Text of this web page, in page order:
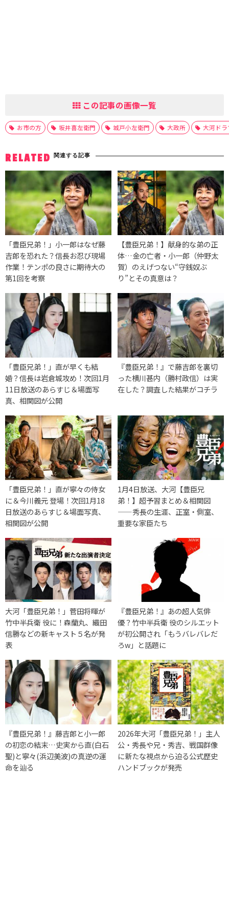
この記事の画像一覧
お市の方 坂井喜左衛門 城戸小左衛門 大政所 大河ドラ
RELATED 関連する記事
「豊臣兄弟！」小一郎はなぜ藤
吉郎を恐れた？信長お忍び現場
作業！テンポの良さに期待大の
第1回を考察
【豊臣兄弟！】献身的な弟の正
体…金の亡者・小一郎（仲野太
賀）のえげつない“守銭奴ぶ
り”とその真意は？
「豊臣兄弟！」直が早くも結
婚？信長は岩倉城攻め！次回1月
11日放送のあらすじ＆場面写
真、相関図が公開
『豊臣兄弟！』で藤吉郎を裏切
った横川甚内（勝村政信）は実
在した？調査した結果がコチラ
「豊臣兄弟！」直が寧々の侍女
に＆今川義元 登場！次回1月18
日放送のあらすじ＆場面写真、
相関図が公開
1月4日放送、大河【豊臣兄
弟！】超予習まとめ＆相関図
——秀長の生涯、正室・側室、
重要な家臣たち
大河「豊臣兄弟！」菅田将暉が
竹中半兵衛 役に！森蘭丸、織田
信勝などの新キャスト５名が発
表
『豊臣兄弟！』あの超人気俳
優？竹中半兵衛 役のシルエット
が初公開され「もうバレバレだ
ろw」と話題に
『豊臣兄弟！』藤吉郎と小一郎
の初恋の結末…史実から直(白石
聖)と寧々(浜辺美波)の真逆の運
命を辿る
2026年大河「豊臣兄弟！」主人
公・秀長や兄・秀吉、戦国群像
に新たな視点から迫る公式歴史
ハンドブックが発売